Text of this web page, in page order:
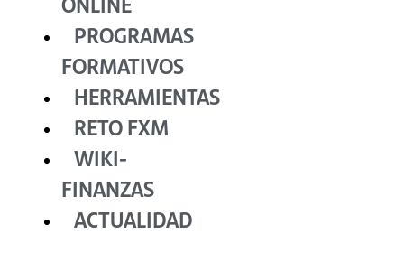
PROGRAMAS
FORMATIVOS
HERRAMIENTAS
RETO FXM
WIKI-
FINANZAS
ACTUALIDAD